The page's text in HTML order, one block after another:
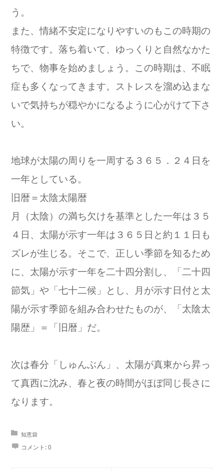
う。
また、情緒不安定になりやすいのもこの時期の
特徴です。落ち着いて、ゆっくりと自然なかた
ちで、物事を始めましょう。この時期は、不眠
症も多くなってきます。ストレスを溜め込まな
いで気持ちが穏やかになるように心がけて下さ
い。
地球が太陽の周りを一周する３６５．２４日を
一年としている。
旧暦＝太陰太陽暦
月（太陰）の満ち欠けを基準とした一年は３５
４日、太陽が示す一年は３６５日と約１１日も
ズレが生じる。そこで、正しい季節を知るため
に、太陽が示す一年を二十四分割し、「二十四
節気」や「七十二候」とし、月が示す日付と太
陽が示す季節を組み合わせたものが、「太陰太
陽歴」＝「旧暦」だ。
次は春分「しゅんぶん」、太陽が真東から昇っ
て真西に沈み、春と夜の時間がほぼ同じ長さに
なります。
知恵袋
コメント: 0